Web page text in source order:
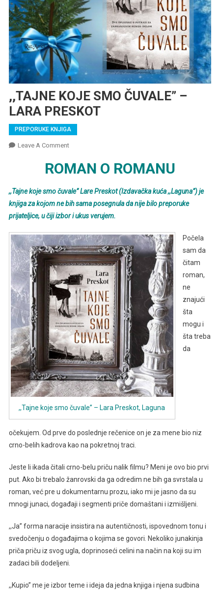
,,TAJNE KOJE SMO ČUVALE” –
LARA PRESKOT
PREPORUKE KNJIGA
Leave A CommentOn
KOJE
ČUVALE”
–
LARA
ROMAN O ROMANU
,,Tajne koje smo čuvale” Lare Preskot (Izdavačka kuća ,,Laguna”) je
knjiga za kojom ne bih sama posegnula da nije bilo preporuke
prijateljice, u čiji izbor i ukus verujem.
,,Tajne koje smo čuvale” – Lara Preskot, Laguna
Počela
sam da
čitam
roman,
ne
znajući
šta
mogu i
šta treba
da
očekujem. Od prve do poslednje rečenice on je za mene bio niz
crno-belih kadrova kao na pokretnoj traci.
Jeste li ikada čitali crno-belu priču nalik filmu? Meni je ovo bio prvi
put. Ako bi trebalo žanrovski da ga odredim ne bih ga svrstala u
roman, već pre u dokumentarnu prozu, iako mi je jasno da su
mnogi junaci, događaji i segmenti priče domaštani i izmišljeni.
,,Ja” forma naracije insistira na autentičnosti, ispovednom tonu i
svedočenju o događajima o kojima se govori. Nekoliko junakinja
priča priču iz svog ugla, doprinoseći celini na način na koji su im
zadaci bili dodeljeni.
,,Kupio” me je izbor teme i ideja da jedna knjiga i njena sudbina